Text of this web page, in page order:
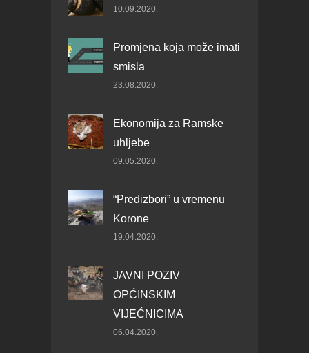
10.09.2020.
Promjena koja može imati
smisla
23.08.2020.
Ekonomija za Ramske
uhljebe
09.05.2020.
“Predizbori” u vremenu
Korone
19.04.2020.
JAVNI POZIV
OPĆINSKIM
VIJEĆNICIMA
06.04.2020.